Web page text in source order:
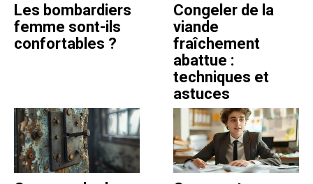
Les bombardiers
femme sont-ils
confortables ?
Congeler de la
viande
fraîchement
abattue :
techniques et
astuces